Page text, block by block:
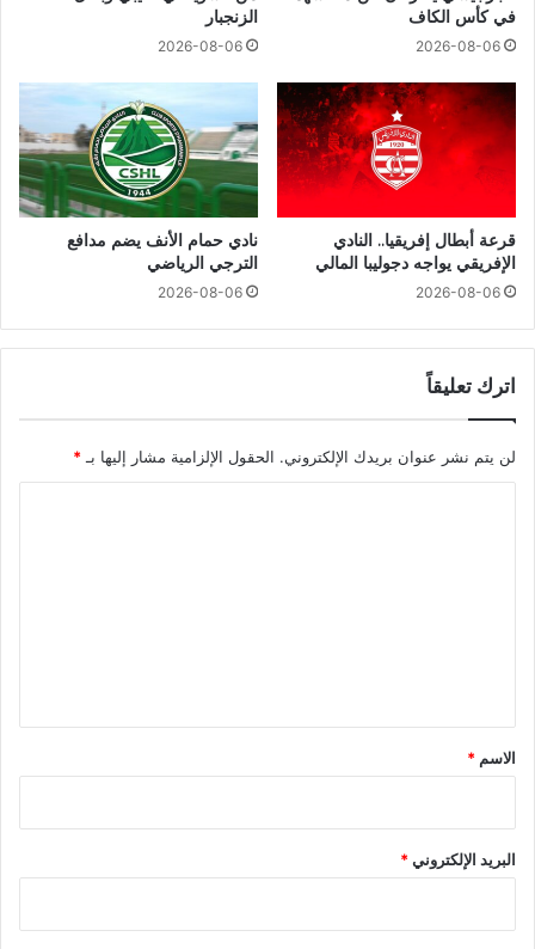
في كأس الكاف
2026-08-06
الزنجبار
2026-08-06
قرعة أبطال إفريقيا.. النادي
الإفريقي يواجه دجوليبا المالي
2026-08-06
نادي حمام الأنف يضم مدافع
الترجي الرياضي
2026-08-06
اترك تعليقاً
لن يتم نشر عنوان بريدك الإلكتروني. الحقول الإلزامية مشار إليها بـ *
*
الاسم *
البريد الإلكتروني*